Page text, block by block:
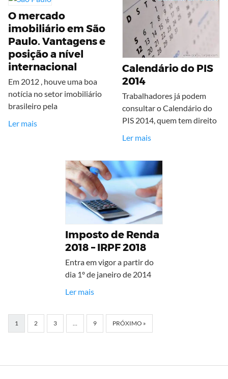
O mercado
imobiliário em São
Paulo. Vantagens e
posição a nível
internacional
Em 2012 , houve uma boa
notícia no setor imobiliário
brasileiro pela
Ler mais
Calendário do PIS
2014
Trabalhadores já podem
consultar o Calendário do
PIS 2014, quem tem direito
Ler mais
Imposto de Renda
2018 – IRPF 2018
Entra em vigor a partir do
dia 1º de janeiro de 2014
Ler mais
1 2 3 9 PRÓXIMO »